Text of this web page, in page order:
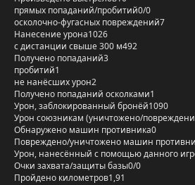
прямых попаданий/пробитий0/0
осколочно-фугасных повреждений7
Нанесение урона1026
с дистанции свыше 300 м492
Получено попаданий3
пробитий1
не нанёсших урон2
Получено попаданий осколками1
Урон, заблокированный бронёй1090
Урон союзникам (уничтожено/
Обнаружено машин противника0
Повреждено/уничтожено машин
Урон, нанесённый с помощью данного
Очки захвата/защиты базы0/0
Пройдено километров1,91